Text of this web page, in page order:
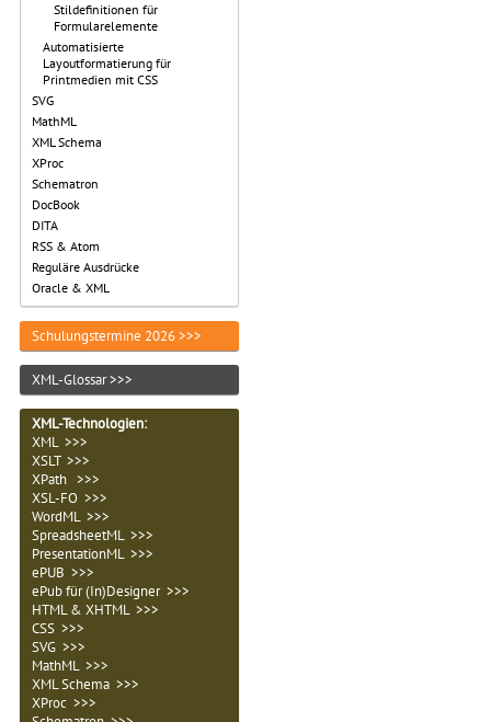
Stildefinitionen für
Formularelemente
Automatisierte
Layoutformatierung für
Printmedien mit CSS
SVG
MathML
XML Schema
XProc
Schematron
DocBook
DITA
RSS & Atom
Reguläre Ausdrücke
Oracle & XML
Schulungstermine 2026 >>>
XML-Glossar >>>
XML-Technologien:
XML >>>
XSLT >>>
XPath >>>
XSL-FO >>>
WordML >>>
SpreadsheetML >>>
PresentationML >>>
ePUB >>>
ePub für (In)Designer >>>
HTML & XHTML >>>
CSS >>>
SVG >>>
MathML >>>
XML Schema >>>
XProc >>>